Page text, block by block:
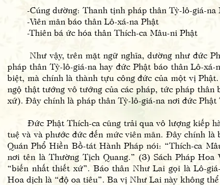
-Cúng dường: Thanh tịnh pháp thân Tỳ-lô-giá-na
-Viên mãn báo thân Lô-xá-na Phật
-Thiên bá ức hóa thân Thích-ca Mâu-ni Phật
Như vậy, trên mặt ngữ nghĩa, dường như đức
pháp thân Tỳ-lô-giá-na hay đức Phật báo thân Lô-
biệt, mà chính là thành tựu công đức của một vị
ngộ thật tướng vô tướng của các pháp, tức pháp
xứ). Đây chính là pháp thân Tỳ-lô-giá-na nơi đức Phật
Đức Phật Thích-ca cũng trải qua vô lượng kiếp
tuệ và và phước đức đến mức viên mãn. Đây chính
Quán Phổ Hiền Bồ-tát Hành Pháp nói: “Thích-ca
nơi tên là Thường Tịch Quang.” (3) Sách Pháp
“biến nhất thiết xứ”. Báo thân Như Lai gọi là Lô-
Hoa dịch là “độ oa tiêu”. Ba vị Như Lai này không